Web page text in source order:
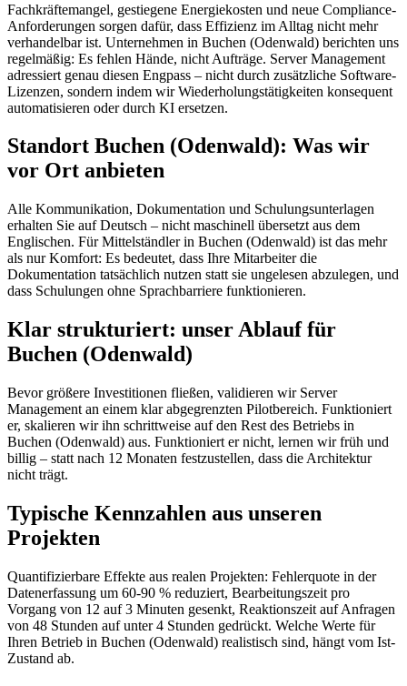
Fachkräftemangel, gestiegene Energiekosten und neue Compliance-
Anforderungen sorgen dafür, dass Effizienz im Alltag nicht mehr
verhandelbar ist. Unternehmen in Buchen (Odenwald) berichten uns
regelmäßig: Es fehlen Hände, nicht Aufträge. Server Management
adressiert genau diesen Engpass – nicht durch zusätzliche Software-
Lizenzen, sondern indem wir Wiederholungstätigkeiten konsequent
automatisieren oder durch KI ersetzen.
Standort Buchen (Odenwald): Was wir
vor Ort anbieten
Alle Kommunikation, Dokumentation und Schulungsunterlagen
erhalten Sie auf Deutsch – nicht maschinell übersetzt aus dem
Englischen. Für Mittelständler in Buchen (Odenwald) ist das mehr
als nur Komfort: Es bedeutet, dass Ihre Mitarbeiter die
Dokumentation tatsächlich nutzen statt sie ungelesen abzulegen, und
dass Schulungen ohne Sprachbarriere funktionieren.
Klar strukturiert: unser Ablauf für
Buchen (Odenwald)
Bevor größere Investitionen fließen, validieren wir Server
Management an einem klar abgegrenzten Pilotbereich. Funktioniert
er, skalieren wir ihn schrittweise auf den Rest des Betriebs in
Buchen (Odenwald) aus. Funktioniert er nicht, lernen wir früh und
billig – statt nach 12 Monaten festzustellen, dass die Architektur
nicht trägt.
Typische Kennzahlen aus unseren
Projekten
Quantifizierbare Effekte aus realen Projekten: Fehlerquote in der
Datenerfassung um 60-90 % reduziert, Bearbeitungszeit pro
Vorgang von 12 auf 3 Minuten gesenkt, Reaktionszeit auf Anfragen
von 48 Stunden auf unter 4 Stunden gedrückt. Welche Werte für
Ihren Betrieb in Buchen (Odenwald) realistisch sind, hängt vom Ist-
Zustand ab.